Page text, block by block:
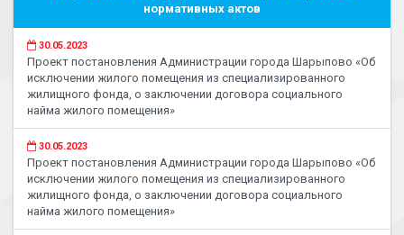
нормативных актов
30.05.2023
Проект постановления Администрации города Шарыпово «Об
исключении жилого помещения из специализированного
жилищного фонда, о заключении договора социального
найма жилого помещения»
30.05.2023
Проект постановления Администрации города Шарыпово «Об
исключении жилого помещения из специализированного
жилищного фонда, о заключении договора социального
найма жилого помещения»